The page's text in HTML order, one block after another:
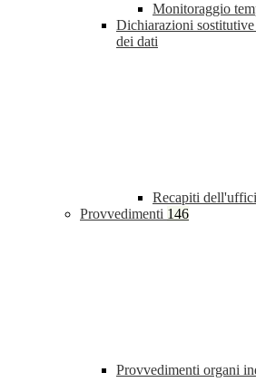
Monitoraggio
Dichiarazioni
dei dati
Recapiti
Provvedimenti 146
Provvedimenti organi